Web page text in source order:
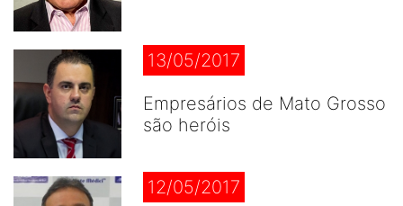
13/05/2017
Empresários de Mato Grosso
são heróis
12/05/2017